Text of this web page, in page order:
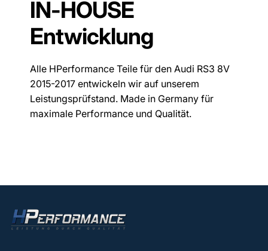
IN-HOUSE
Entwicklung
Alle HPerformance Teile für den Audi RS3 8V
2015-2017 entwickeln wir auf unserem
Leistungsprüfstand. Made in Germany für
maximale Performance und Qualität.